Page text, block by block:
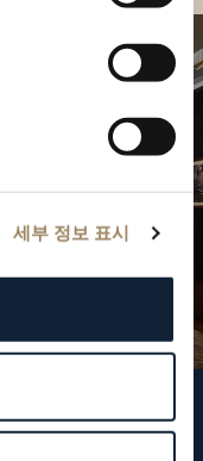
세부 정보 표시